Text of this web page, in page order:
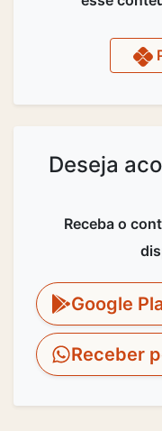
Deseja
Receba o
Google
Receber